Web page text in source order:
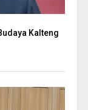
Kalteng